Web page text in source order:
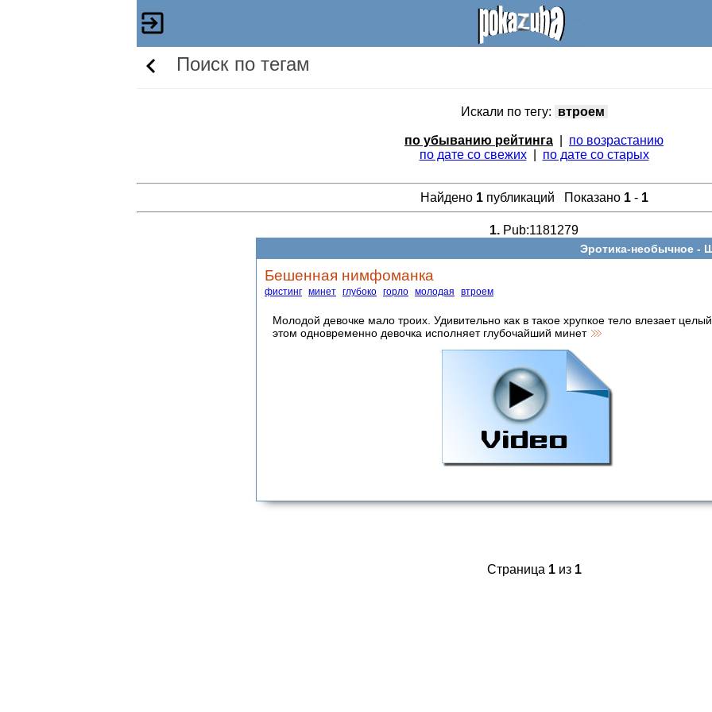
Поиск по тегам
Искали по тегу: втроем
по убыванию рейтинга
по возрастанию
по дате со свежих| по дате со старых
Найдено 1публикаций Показано 1- 1
1. Pub:1181279
Эротика-необычное -
Бешенная нимфоманка
фистинг минет глубоко горло молодая втроем
Молодой девочке мало троих. Удивительно как в такое хрупкое тело влезает
этом одновременно девочка исполняет глубочайший минет
Страница 1из 1